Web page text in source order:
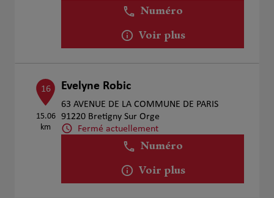
Numéro
Voir plus
16
15.06
km
Evelyne Robic
63 AVENUE DE LA COMMUNE DE PARIS
91220 Bretigny Sur Orge
Fermé actuellement
Numéro
Voir plus